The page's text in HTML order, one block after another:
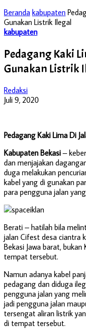
Beranda kabupaten
Gunakan Listrik Ilegal
kabupaten
Pedagang Kaki
Gunakan Listrik
Redaksi
Juli 9, 2020
Pedagang Kaki Lima Di
Kabupaten Bekasi –
dan menjajakan
duga melakukan
kabel yang di gunakan
para pengguna jalan
Berati – hatilah bila
jalan Cifest desa ciantra
Bekasi Jawa barat,
tempat tersebut.
Namun adanya kabel
pedagang dan diduga
pengguna jalan yang
jadi pengguna jalan
tersengat aliran listrik
di tempat tersebut.